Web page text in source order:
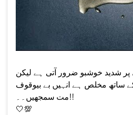
پر شدید خوشبو ضرور آتی ہے لیکن
ساتھ مخلص ہے انہیں بے بیوقوف
مت سمجھیں۔۔!!
🤍💯